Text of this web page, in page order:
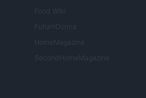
Food Wiki
FuturoDonna
HomeMagazine
SecondHomeMagazine